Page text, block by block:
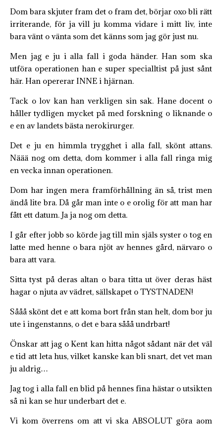
Dom bara skjuter fram det o fram det, börjar oxo bli rätt
irriterande, för ja vill ju komma vidare i mitt liv, inte
bara vänt o vänta som det känns som jag gör just nu.
Men jag e ju i alla fall i goda händer. Han som ska
utföra operationen han e super specialltist på just sånt
här. Han opererar INNE i hjärnan.
Tack o lov kan han verkligen sin sak. Hane docent o
håller tydligen mycket på med forskning o liknande o
e en av landets bästa nerokirurger.
Det e ju en himmla trygghet i alla fall, skönt attans.
Näää nog om detta, dom kommer i alla fall ringa mig
en vecka innan operationen.
Dom har ingen mera framförhållning än så, trist men
ändå lite bra. Då går man inte o e orolig för att man har
fått ett datum. Ja ja nog om detta.
I går efter jobb so körde jag till min själs syster o tog en
latte med henne o bara njöt av hennes gård, närvaro o
bara att vara.
Sitta tyst på deras altan o bara titta ut över deras häst
hagar o njuta av vädret, sällskapet o TYSTNADEN!
Sååå skönt det e att koma bort från stan helt, dom bor ju
ute i ingenstanns, o det e bara sååå undrbart!
Önskar att jag o Kent kan hitta något sådant när det väl
e tid att leta hus, vilket kanske kan bli snart, det vet man
ju aldrig…
Jag tog i alla fall en blid på hennes fina hästar o utsikten
så ni kan se hur underbart det e.
Vi kom överrens om att vi ska ABSOLUT göra aom